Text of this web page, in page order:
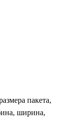
пакета,
ширина,